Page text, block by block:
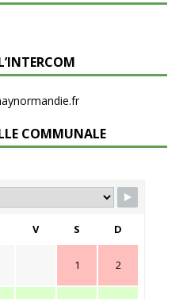
COMMUNALE
V S D
1 2